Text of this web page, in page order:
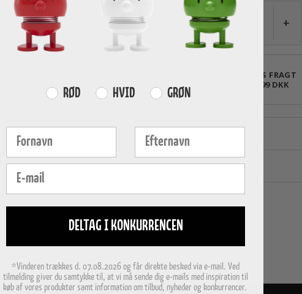
- +
GRATIS FRAGT
499 DKK
Farvevalg
RØD HVID GRØN
Fornavn Efternavn
E-mail
DELTAG I KONKURRENCEN
*Vinderen trækkes d. 07.08.2026 og får direkte besked via e-mail. Ved
tilmelding giver du samtykke til, at vi må sende dig e-mails med inspiration til
køb af vores produkter samt information om tilbud, nyheder og konkurrencer.